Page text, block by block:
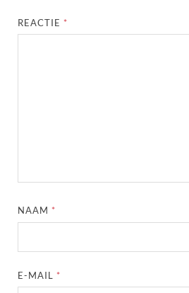
REACTIE *
NAAM *
E-MAIL *